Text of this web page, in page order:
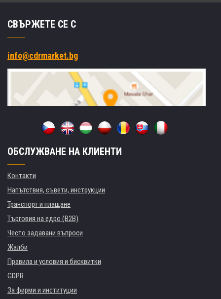
СВЪРЖЕТЕ СЕ С
info@cdrmarket.bg
ОБСЛУЖВАНЕ НА КЛИЕНТИ
Контакти
Напътствия, съвети, инструкции
Транспорт и плащане
Търговия на едро (B2B)
Често задавани въпроси
Жалби
Правила и условия и бисквитки
GDPR
За фирми и институции